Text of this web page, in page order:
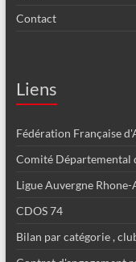
Contact
Liens
Fédération Française
Comité Départemental
Ligue Auvergne
CDOS 74
Bilan par catégorie ,